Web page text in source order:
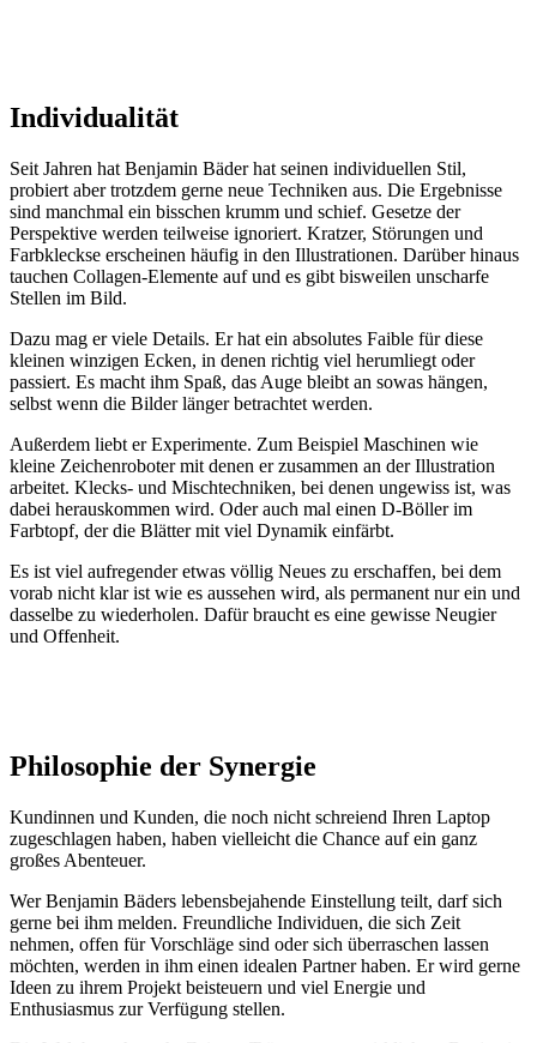
Individualität
Seit Jahren hat Benjamin Bäder hat seinen individuellen Stil,
probiert aber trotzdem gerne neue Techniken aus. Die Ergebnisse
sind manchmal ein bisschen krumm und schief. Gesetze der
Perspektive werden teilweise ignoriert. Kratzer, Störungen und
Farbkleckse erscheinen häufig in den Illustrationen. Darüber hinaus
tauchen Collagen-Elemente auf und es gibt bisweilen unscharfe
Stellen im Bild.
Dazu mag er viele Details. Er hat ein absolutes Faible für diese
kleinen winzigen Ecken, in denen richtig viel herumliegt oder
passiert. Es macht ihm Spaß, das Auge bleibt an sowas hängen,
selbst wenn die Bilder länger betrachtet werden.
Außerdem liebt er Experimente. Zum Beispiel Maschinen wie
kleine Zeichenroboter mit denen er zusammen an der Illustration
arbeitet. Klecks- und Mischtechniken, bei denen ungewiss ist, was
dabei herauskommen wird. Oder auch mal einen D-Böller im
Farbtopf, der die Blätter mit viel Dynamik einfärbt.
Es ist viel aufregender etwas völlig Neues zu erschaffen, bei dem
vorab nicht klar ist wie es aussehen wird, als permanent nur ein und
dasselbe zu wiederholen. Dafür braucht es eine gewisse Neugier
und Offenheit.
Philosophie der Synergie
Kundinnen und Kunden, die noch nicht schreiend Ihren Laptop
zugeschlagen haben, haben vielleicht die Chance auf ein ganz
großes Abenteuer.
Wer Benjamin Bäders lebensbejahende Einstellung teilt, darf sich
gerne bei ihm melden. Freundliche Individuen, die sich Zeit
nehmen, offen für Vorschläge sind oder sich überraschen lassen
möchten, werden in ihm einen idealen Partner haben. Er wird gerne
Ideen zu ihrem Projekt beisteuern und viel Energie und
Enthusiasmus zur Verfügung stellen.